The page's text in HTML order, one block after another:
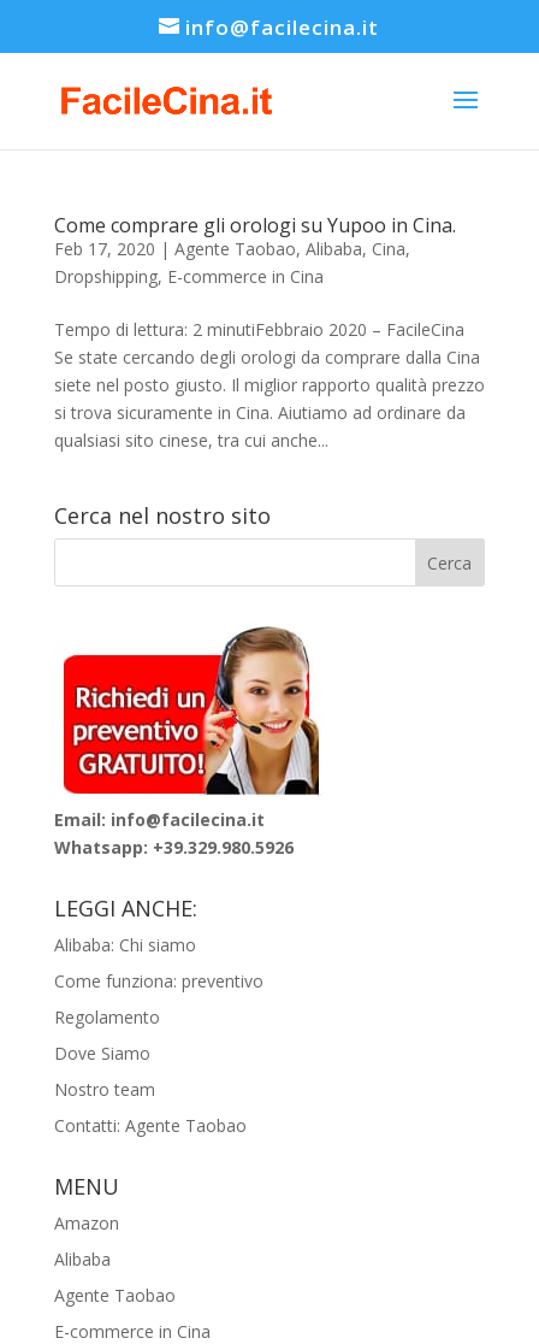
info@facilecina.it
Come comprare gli orologi su Yupoo in Cina.
Feb 17, 2020 | Agente Taobao, Alibaba, Cina,
Dropshipping, E-commerce in Cina
Tempo di lettura: 2 minutiFebbraio 2020 – FacileCina
Se state cercando degli orologi da comprare dalla Cina
siete nel posto giusto. Il miglior rapporto qualità prezzo
si trova sicuramente in Cina. Aiutiamo ad ordinare da
qualsiasi sito cinese, tra cui anche...
Cerca nel nostro sito
Email: info@facilecina.it
Whatsapp: +39.329.980.5926
LEGGI ANCHE:
Alibaba: Chi siamo
Come funziona: preventivo
Regolamento
Dove Siamo
Nostro team
Contatti: Agente Taobao
MENU
Amazon
Alibaba
Agente Taobao
E-commerce in Cina